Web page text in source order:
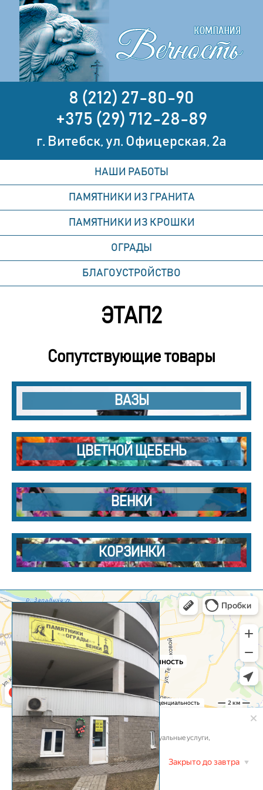
8 (212) 27-80-90
+375 (29) 712-28-89
г. Витебск, ул. Офицерская, 2а
НАШИ РАБОТЫ
ПАМЯТНИКИ ИЗ ГРАНИТА
ПАМЯТНИКИ ИЗ КРОШКИ
ОГРАДЫ
БЛАГОУСТРОЙСТВО
ЭТАП2
Сопутствующие товары
ВАЗЫ
ЦВЕТНОЙ ЩЕБЕНЬ
ВЕНКИ
КОРЗИНКИ